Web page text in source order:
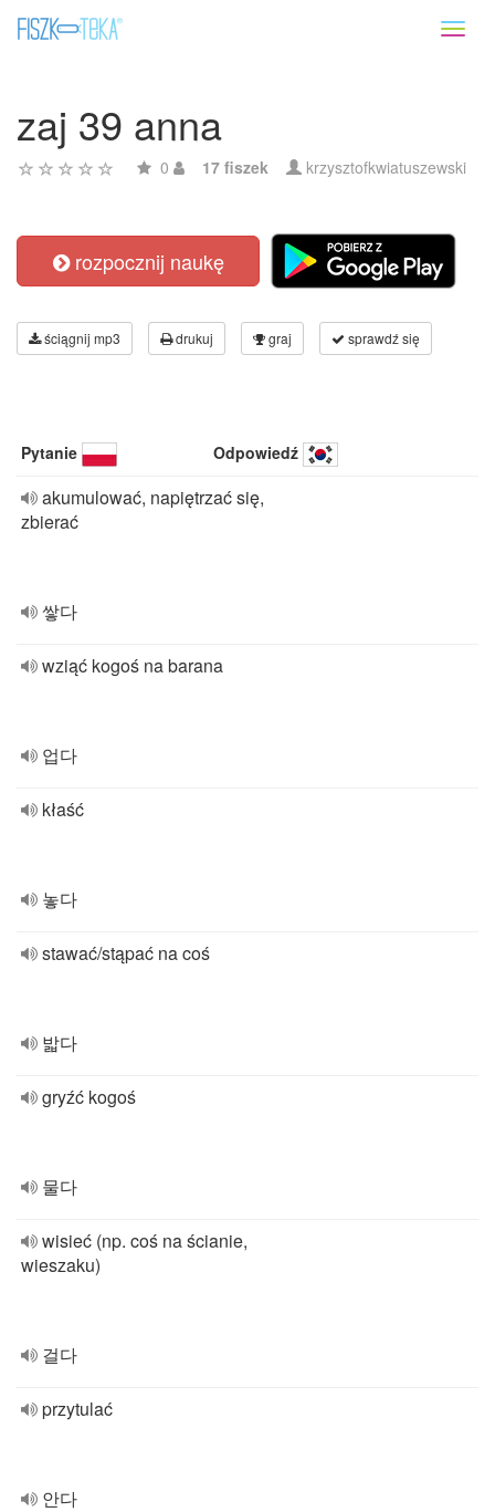
zaj 39 anna
0 17 fiszek krzysztofkwiatuszewski
rozpocznij naukę
ściągnij mp3 drukuj graj sprawdź się
Pytanie Odpowiedź
akumulować, napiętrzać się,
zbierać
쌓다
wziąć kogoś na barana
업다
kłaść
놓다
stawać/stąpać na coś
밟다
gryźć kogoś
물다
wisieć (np. coś na ścianie,
wieszaku)
걸다
przytulać
안다